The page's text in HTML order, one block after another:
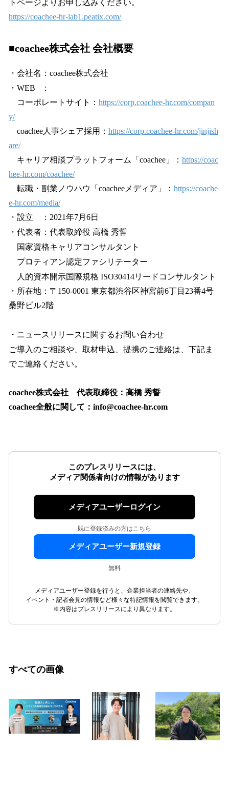
トページよりお申し込みください。
https://coachee-hr-lab1.peatix.com/
■coachee株式会社 会社概要
・会社名：coachee株式会社
・WEB ：
コーポレートサイト： https://corp.coachee-hr.com/compan
y/
coachee人事シェア採用： https://corp.coachee-hr.com/jinjish
are/
キャリア相談プラットフォーム「coachee」： https://coac
hee-hr.com/coachee/
転職・副業ノウハウ「coacheeメディア」： https://coache
e-hr.com/media/
・設立 ：2021年7月6日
・代表者：代表取締役 高橋 秀誓
国家資格キャリアコンサルタント
プロティアン認定ファシリテーター
人的資本開示国際規格 ISO30414リードコンサルタント
・所在地：〒150-0001 東京都渋谷区神宮前6丁目23番4号
桑野ビル2階
・ニュースリリースに関するお問い合わせ
ご導入のご相談や、取材申込、提携のご連絡は、下記ま
でご連絡ください。
coachee株式会社 代表取締役：高橋 秀誓
coachee全般に関して：info@coachee-hr.com
このプレスリリースには、
メディア関係者向けの情報があります
メディアユーザーログイン
既に登録済みの方はこちら
メディアユーザー新規登録
無料
メディアユーザー登録を行うと、企業担当者の連絡先や、
イベント・記者会見の情報など様々な特記情報を閲覧できます。
※内容はプレスリリースにより異なります。
すべての画像